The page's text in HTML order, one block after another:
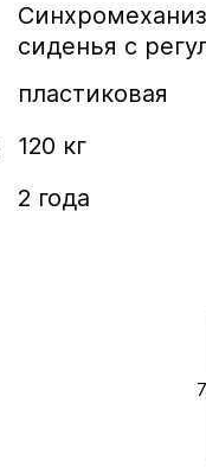
сиденья с
пластиковая
120 кг
2 года